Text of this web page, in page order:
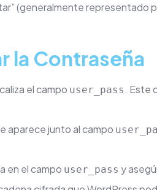
(generalmente representado
la Contraseña
el campo user_pass. Este
aparece junto al campo
en el campo user_pass y